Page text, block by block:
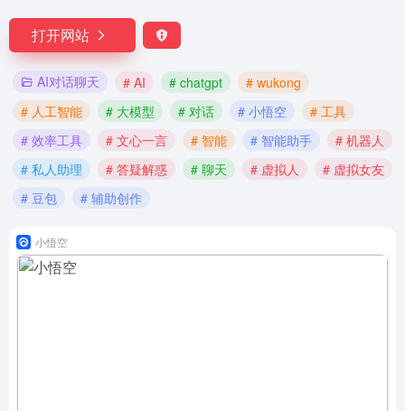
打开网站
AI对话聊天 # AI # chatgpt
# wukong
# 人工智能
# 大模型 # 对话 # 小悟空
# 工具
# 效率工具
# 文心一言 # 智能 # 智能助手
# 机器人
# 私人助理
# 答疑解惑 # 聊天 # 虚拟人
# 虚拟女友
# 豆包
# 辅助创作
小悟空